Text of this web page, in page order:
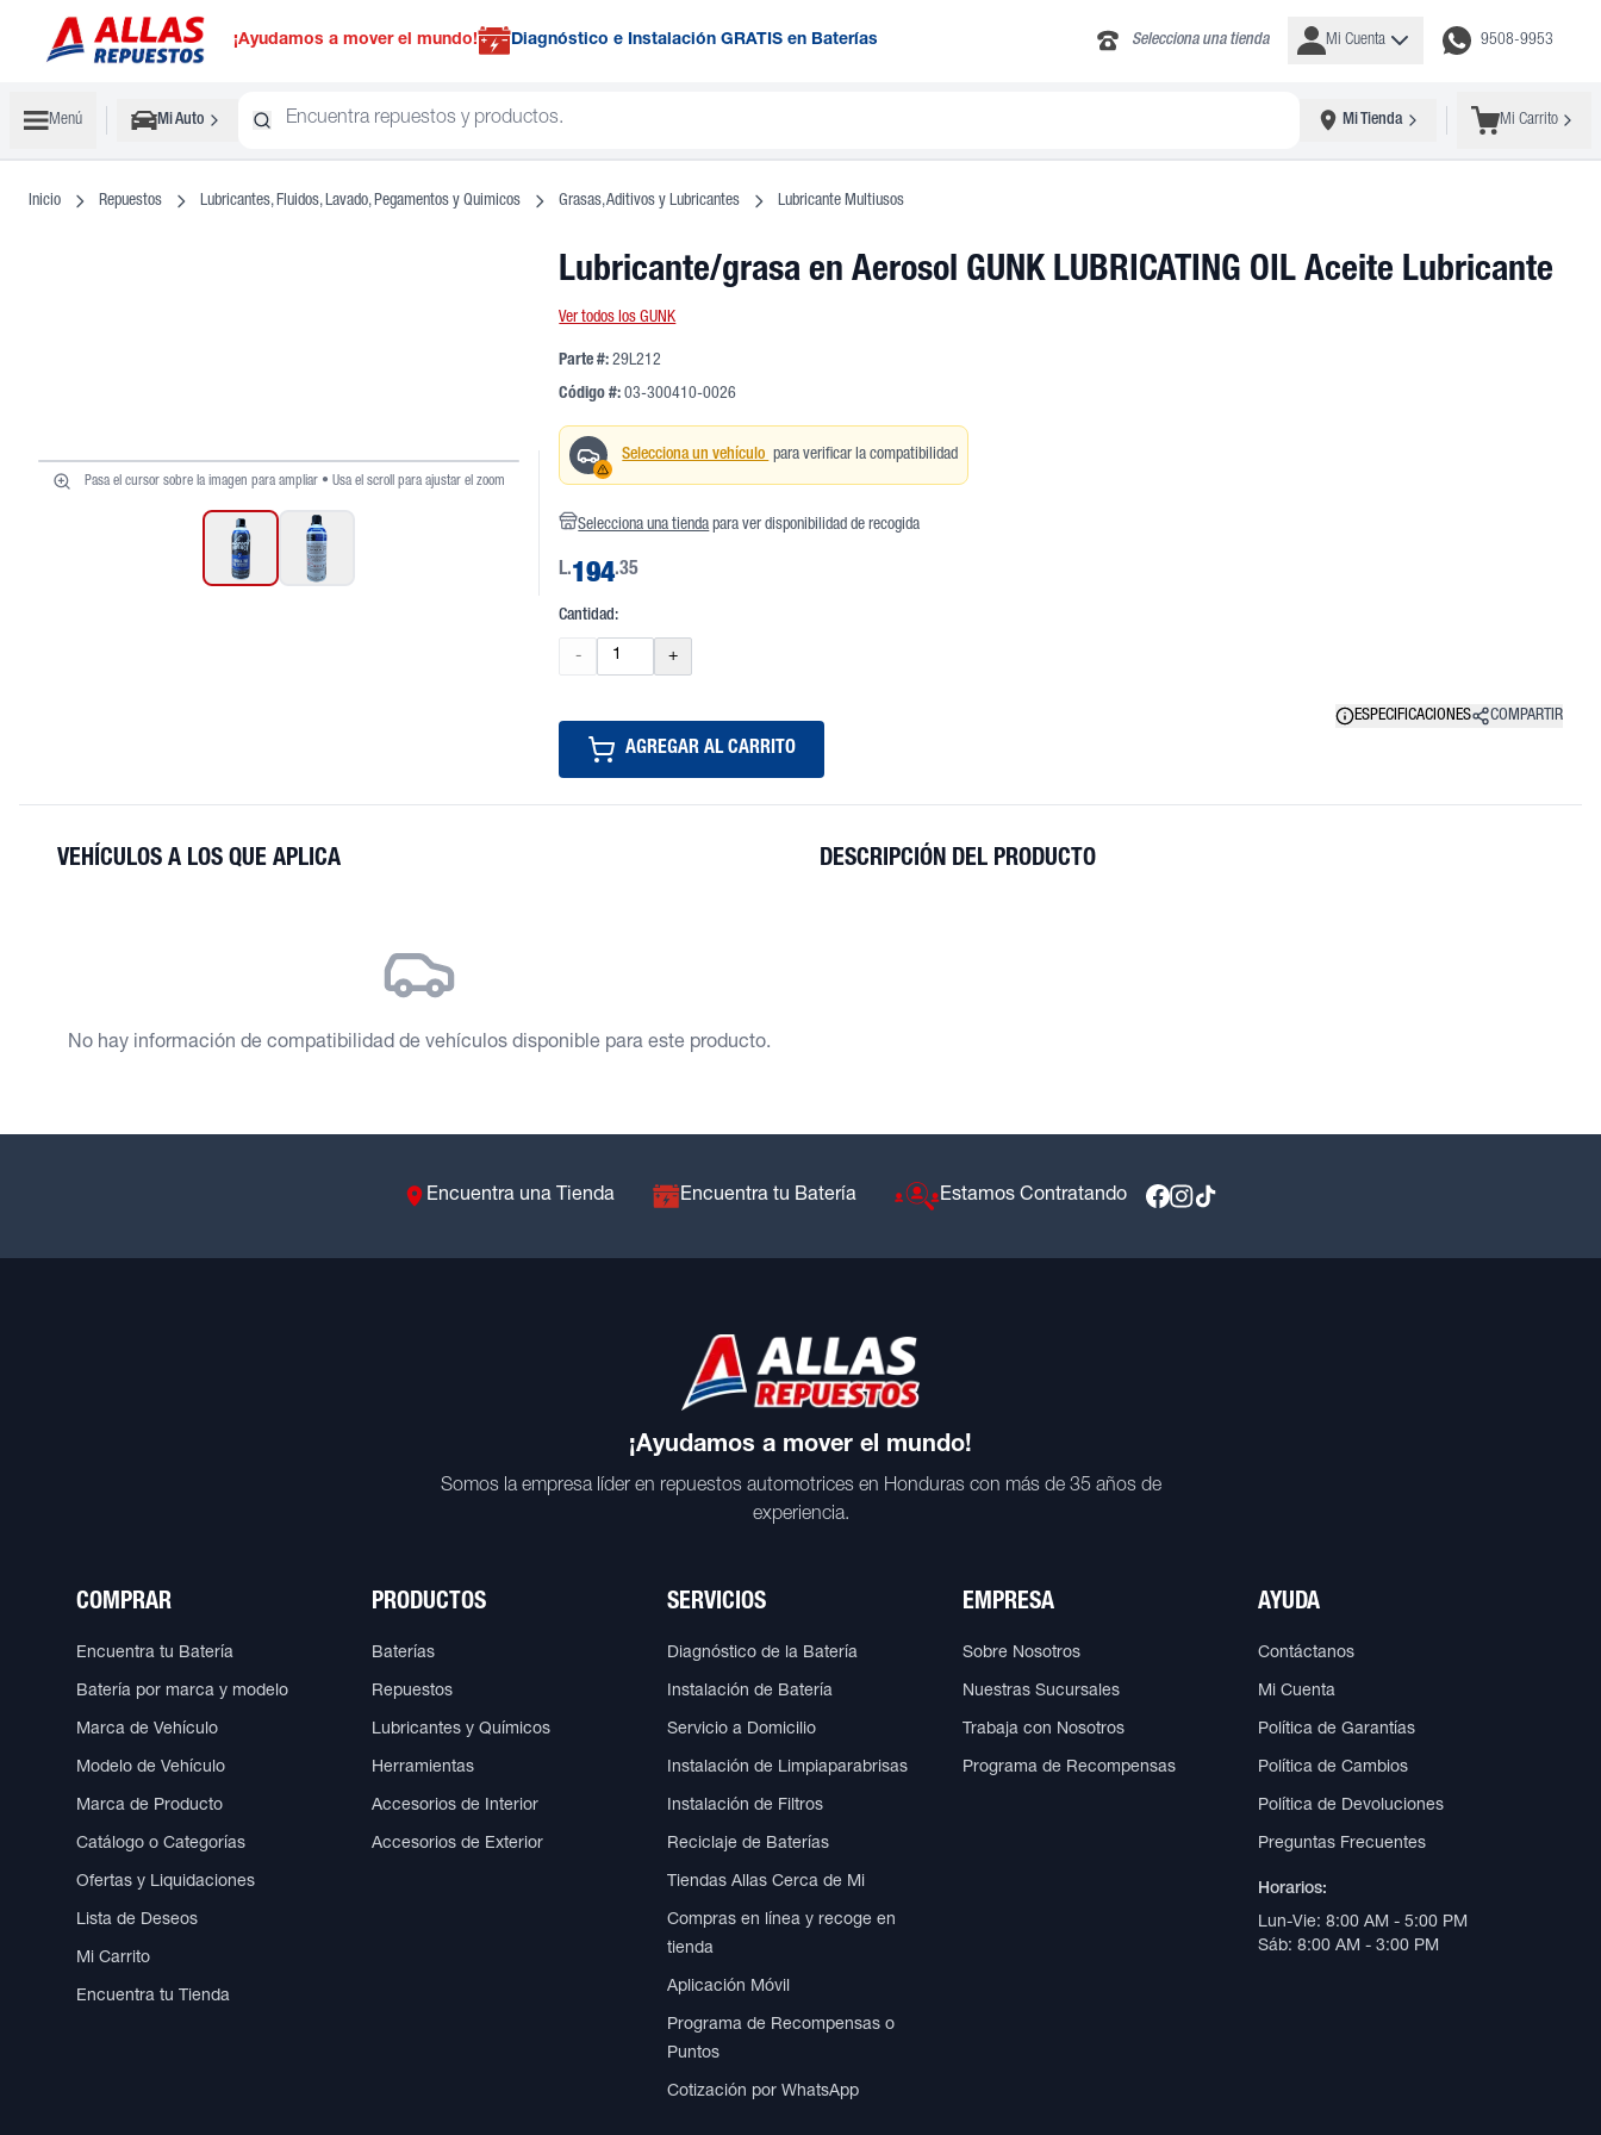
¡Ayudamos a mover el mundo! Diagnóstico e Instalación GRATIS en Baterías Selecciona una tienda Mi Cuenta 9508-9953
Menú Mi Auto Mi Tienda Mi Carrito
Inicio Repuestos Lubricantes, Fluidos, Lavado, Pegamentos y Quimicos Grasas, Aditivos y Lubricantes Lubricante Multiusos
Pasa el cursor sobre la imagen para ampliar • Usa el scroll para ajustar el zoom
Lubricante/grasa en Aerosol GUNK LUBRICATING OIL Aceite Lubricante
Ver todos los GUNK
Parte #: 29L212
Código #: 03-300410-0026
Selecciona un vehículo para verificar la compatibilidad
Selecciona una tienda para ver disponibilidad de recogida
L.194.35
Cantidad:
- +
AGREGAR AL CARRITO
ESPECIFICACIONES COMPARTIR
VEHÍCULOS A LOS QUE APLICA
No hay información de compatibilidad de vehículos disponible para este producto.
DESCRIPCIÓN DEL PRODUCTO
Encuentra una Tienda Encuentra tu Batería Estamos Contratando
¡Ayudamos a mover el mundo!
Somos la empresa líder en repuestos automotrices en Honduras con más de 35 años de
experiencia.
COMPRAR
Encuentra tu Batería
Batería por marca y modelo
Marca de Vehículo
Modelo de Vehículo
Marca de Producto
Catálogo o Categorías
Ofertas y Liquidaciones
Lista de Deseos
Mi Carrito
Encuentra tu Tienda
PRODUCTOS
Baterías
Repuestos
Lubricantes y Químicos
Herramientas
Accesorios de Interior
Accesorios de Exterior
SERVICIOS
Diagnóstico de la Batería
Instalación de Batería
Servicio a Domicilio
Instalación de Limpiaparabrisas
Instalación de Filtros
Reciclaje de Baterías
Tiendas Allas Cerca de Mi
Compras en línea y recoge en
tienda
Aplicación Móvil
Programa de Recompensas o
Puntos
Cotización por WhatsApp
EMPRESA
Sobre Nosotros
Nuestras Sucursales
Trabaja con Nosotros
Programa de Recompensas
AYUDA
Contáctanos
Mi Cuenta
Política de Garantías
Política de Cambios
Política de Devoluciones
Preguntas Frecuentes
Horarios:
Lun-Vie: 8:00 AM - 5:00 PM
Sáb: 8:00 AM - 3:00 PM